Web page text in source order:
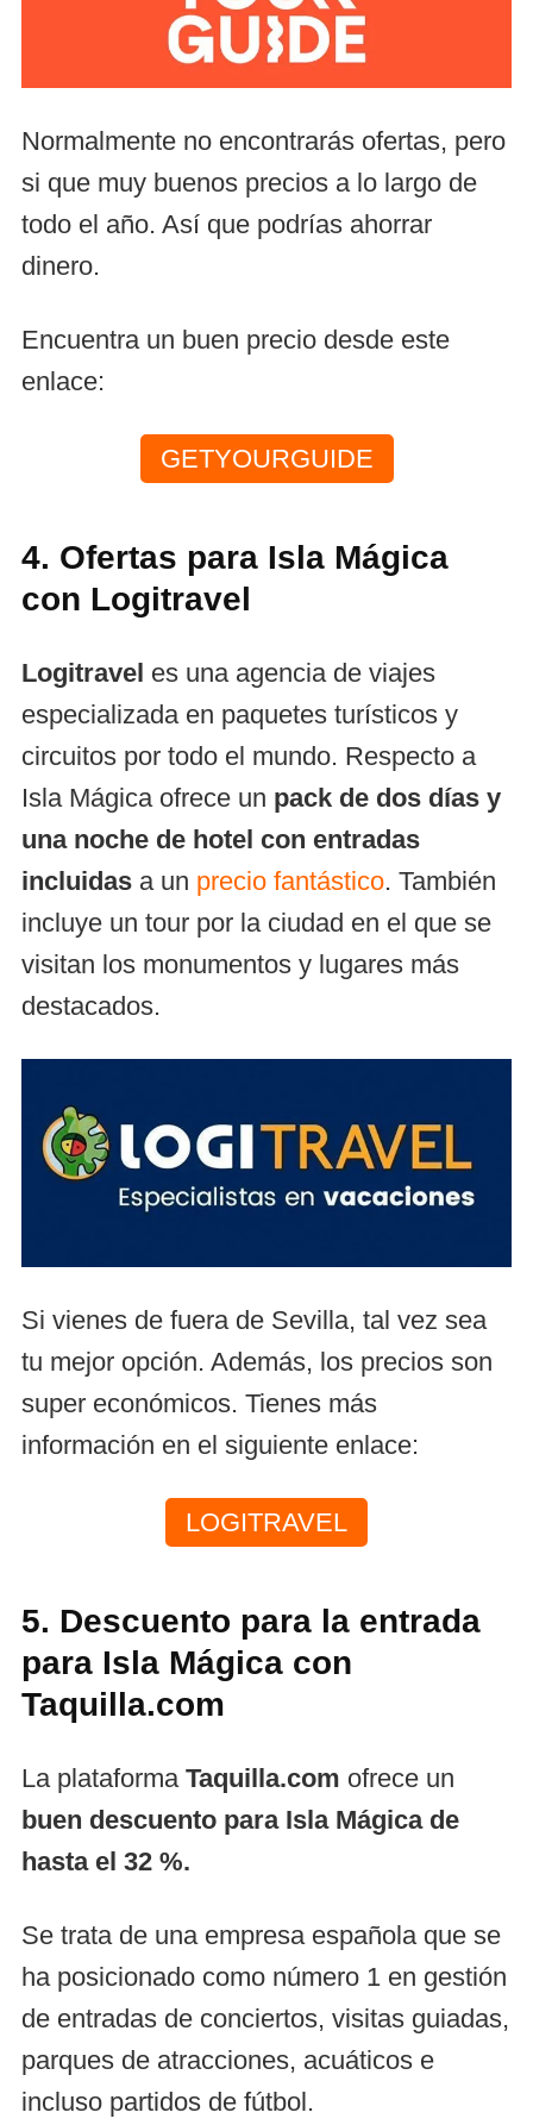
Normalmente no encontrarás ofertas, pero
si que muy buenos precios a lo largo de
todo el año. Así que podrías ahorrar
dinero.
Encuentra un buen precio desde este
enlace:
GETYOURGUIDE
4. Ofertas para Isla Mágica
con Logitravel
Logitravel es una agencia de viajes
especializada en paquetes turísticos y
circuitos por todo el mundo. Respecto a
Isla Mágica ofrece un pack de dos días y
una noche de hotel con entradas
incluidas a un precio fantástico. También
incluye un tour por la ciudad en el que se
visitan los monumentos y lugares más
destacados.
Si vienes de fuera de Sevilla, tal vez sea
tu mejor opción. Además, los precios son
super económicos. Tienes más
información en el siguiente enlace:
LOGITRAVEL
5. Descuento para la entrada
para Isla Mágica con
Taquilla.com
La plataforma Taquilla.com ofrece un
buen descuento para Isla Mágica de
hasta el 32 %.
Se trata de una empresa española que se
ha posicionado como número 1 en gestión
de entradas de conciertos, visitas guiadas,
parques de atracciones, acuáticos e
incluso partidos de fútbol.